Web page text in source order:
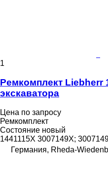
1
Ремкомплект Liebherr
экскаватора
Цена по запросу
Ремкомплект
Состояние новый
1441115X 3007149X;
Германия, Rheda-